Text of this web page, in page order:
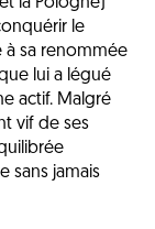
le
sa renommée
lui a légué
actif. Malgré
vif de ses
sans jamais